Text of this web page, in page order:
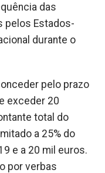
das
pelos Estados-
durante o
pelo prazo
exceder 20
total do
a 25% do
e a 20 mil euros.
por verbas